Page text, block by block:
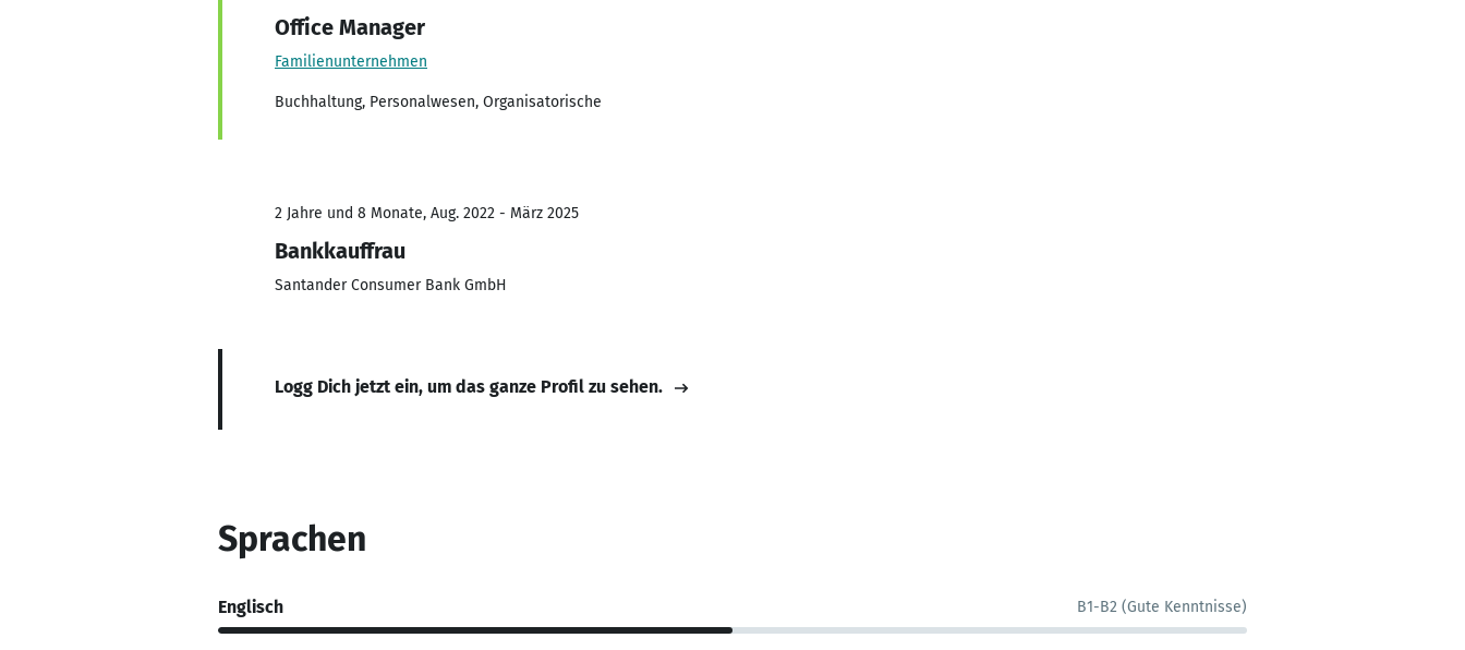
Office Manager
Familienunternehmen
Buchhaltung, Personalwesen, Organisatorische
2 Jahre und 8 Monate, Aug. 2022 - März 2025
Bankkauffrau
Santander Consumer Bank GmbH
Logg Dich jetzt ein, um das ganze Profil zu sehen.
Sprachen
Englisch B1-B2 (Gute Kenntnisse)